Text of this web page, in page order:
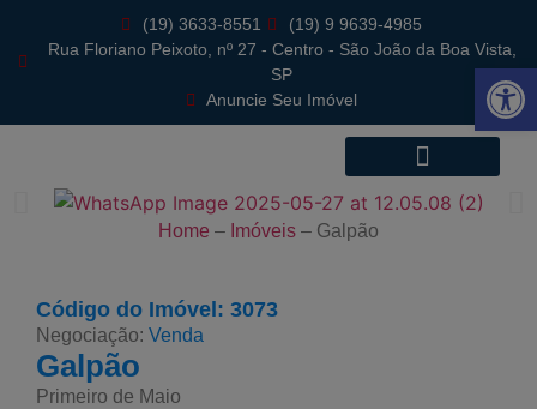
Abrir
(19) 3633-8551
(19) 9 9639-4985
Rua Floriano Peixoto, nº 27 - Centro - São João da Boa Vista,
SP
Anuncie Seu Imóvel
Home – Imóveis – Galpão
Código do Imóvel: 3073
Negociação: Venda
Galpão
Primeiro de Maio